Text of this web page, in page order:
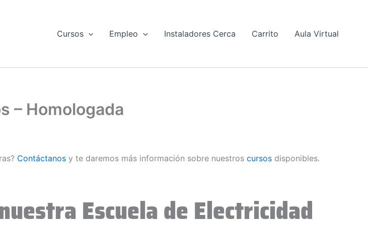
Cursos Empleo Instaladores Cerca Carrito Aula Virtual
– Homologada
Contáctanos y te daremos más información sobre nuestros cursos disponibles.
Escuela de Electricidad